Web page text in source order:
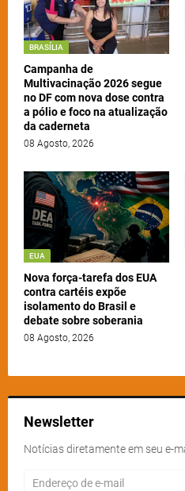
BRASÍLIA
Campanha de
Multivacinação 2026 segue
no DF com nova dose contra
a pólio e foco na atualização
da caderneta
08 Agosto, 2026
EUA
Nova força-tarefa dos EUA
contra cartéis expõe
isolamento do Brasil e
debate sobre soberania
08 Agosto, 2026
Newsletter
Notícias diretamente em seu e-